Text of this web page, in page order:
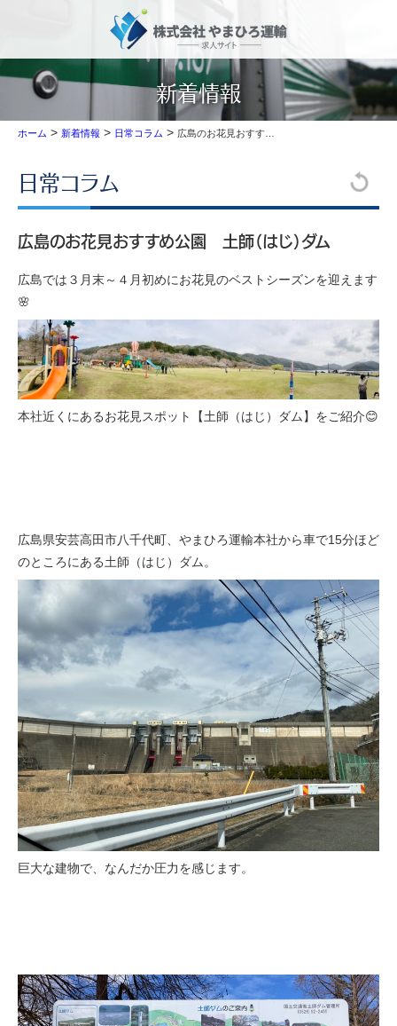
新着情報
ホーム > 新着情報 > 日常コラム >
日常コラム
広島のお花見おすすめ公園 土師（はじ）ダム
広島では３月末～４月初めにお花見のベストシーズンを迎えます
🌸
本社近くにあるお花見スポット【土師（はじ）ダム】をご紹介😊
広島県安芸高田市八千代町、やまひろ運輸本社から車で15分ほど
のところにある土師（はじ）ダム。
巨大な建物で、なんだか圧力を感じます。